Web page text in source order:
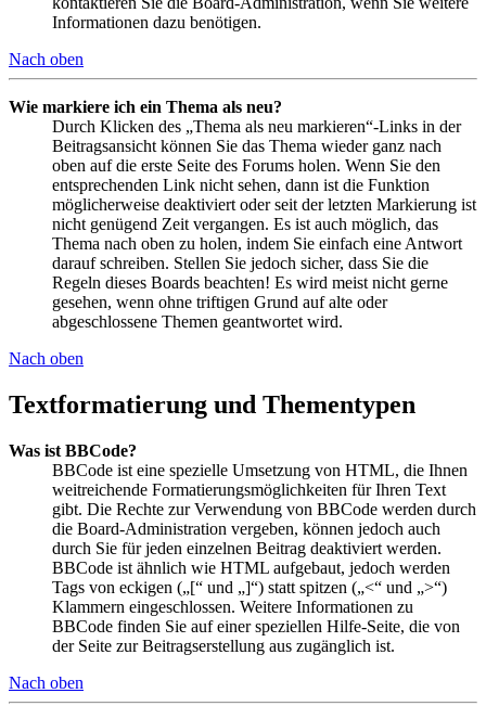
Informationen dazu benötigen.
Nach oben
Wie markiere ich ein Thema als neu?
Durch Klicken des „Thema als neu markieren“-Links in der
Beitragsansicht können Sie das Thema wieder ganz nach
oben auf die erste Seite des Forums holen. Wenn Sie den
entsprechenden Link nicht sehen, dann ist die Funktion
möglicherweise deaktiviert oder seit der letzten Markierung ist
nicht genügend Zeit vergangen. Es ist auch möglich, das
Thema nach oben zu holen, indem Sie einfach eine Antwort
darauf schreiben. Stellen Sie jedoch sicher, dass Sie die
Regeln dieses Boards beachten! Es wird meist nicht gerne
gesehen, wenn ohne triftigen Grund auf alte oder
abgeschlossene Themen geantwortet wird.
Nach oben
Textformatierung und Thementypen
Was ist BBCode?
BBCode ist eine spezielle Umsetzung von HTML, die Ihnen
weitreichende Formatierungsmöglichkeiten für Ihren Text
gibt. Die Rechte zur Verwendung von BBCode werden durch
die Board-Administration vergeben, können jedoch auch
durch Sie für jeden einzelnen Beitrag deaktiviert werden.
BBCode ist ähnlich wie HTML aufgebaut, jedoch werden
Tags von eckigen („[“ und „]“) statt spitzen („<“ und „>“)
Klammern eingeschlossen. Weitere Informationen zu
BBCode finden Sie auf einer speziellen Hilfe-Seite, die von
der Seite zur Beitragserstellung aus zugänglich ist.
Nach oben